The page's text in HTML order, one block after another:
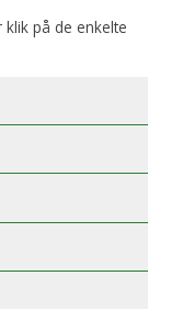
på de enkelte